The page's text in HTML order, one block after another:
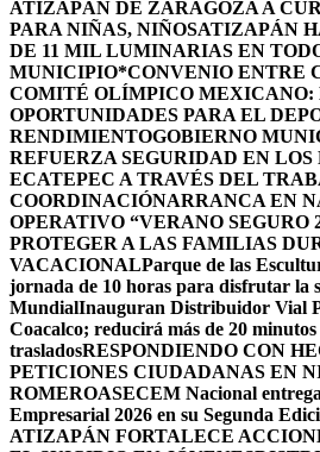
ATIZAPÁN DE ZARAGOZA A
PARA NIÑAS, NIÑOSATIZAPÁN
DE 11 MIL LUMINARIAS EN
MUNICIPIO*CONVENIO ENTRE
COMITÉ OLÍMPICO MEXICANO:
OPORTUNIDADES PARA EL
RENDIMIENTOGOBIERNO
REFUERZA SEGURIDAD EN
ECATEPEC A TRAVÉS DEL
COORDINACIÓNARRANCA EN
OPERATIVO “VERANO SEGURO
PROTEGER A LAS FAMILIAS
VACACIONALParque de las
jornada de 10 horas para disfrutar la
MundialInauguran Distribuidor Vial
Coacalco; reducirá más de 20 minutos
trasladosRESPONDIENDO CON
PETICIONES CIUDADANAS EN
ROMEROASECEM Nacional
Empresarial 2026 en su Segunda
ATIZAPÁN FORTALECE